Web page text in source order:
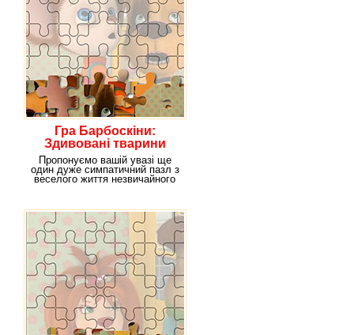
Гра Барбоскіни:
Здивовані тварини
Пропонуємо вашій увазі ще
один дуже симпатичний пазл з
веселого життя незвичайного